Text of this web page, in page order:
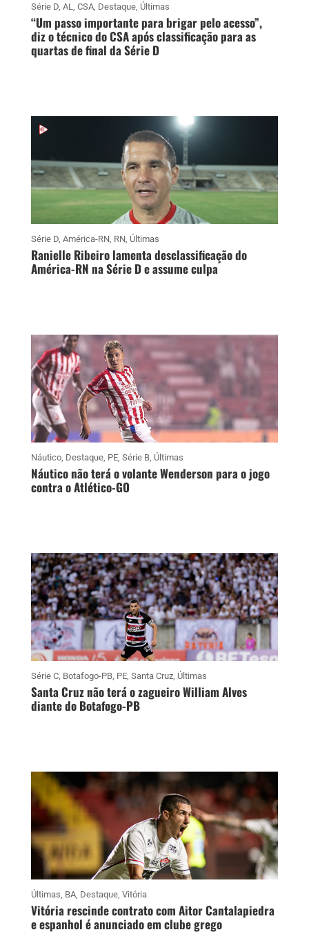
Série D, AL, CSA, Destaque, Últimas
“Um passo importante para brigar pelo acesso”,
diz o técnico do CSA após classificação para as
quartas de final da Série D
Série D, América-RN, RN, Últimas
Ranielle Ribeiro lamenta desclassificação do
América-RN na Série D e assume culpa
Náutico, Destaque, PE, Série B, Últimas
Náutico não terá o volante Wenderson para o jogo
contra o Atlético-GO
Série C, Botafogo-PB, PE, Santa Cruz, Últimas
Santa Cruz não terá o zagueiro William Alves
diante do Botafogo-PB
Últimas, BA, Destaque, Vitória
Vitória rescinde contrato com Aitor Cantalapiedra
e espanhol é anunciado em clube grego